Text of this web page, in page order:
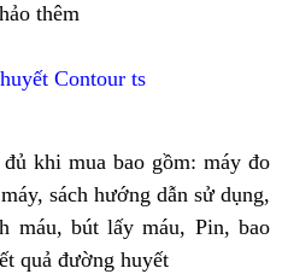
thêm
Contour ts
khi mua bao gồm: máy đo
sách hướng dẫn sử dụng,
máu, bút lấy máu, Pin, bao
quả đường huyết